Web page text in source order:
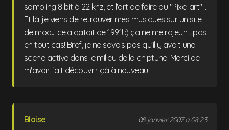
sampling 8 bit à 22 khz, et l'art de faire du "Pixel art"...
Et là, je viens de retrouver mes musiques sur un site
de mod... cela datait de 1991! :) ça ne me rajeunit pas
en tout cas! Bref, je ne savais pas qu'il y avait une
scene active dans le milieu de la chiptune! Merci de
m'avoir fait découvrir çà à nouveau!
Blaise 08 janvier 2007 à 08:23